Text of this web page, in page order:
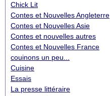
Chick Lit
Contes et Nouvelles Angleterre
Contes et Nouvelles Asie
Contes et nouvelles autres
Contes et Nouvelles France
couinons un peu...
Cuisine
Essais
La presse littéraire